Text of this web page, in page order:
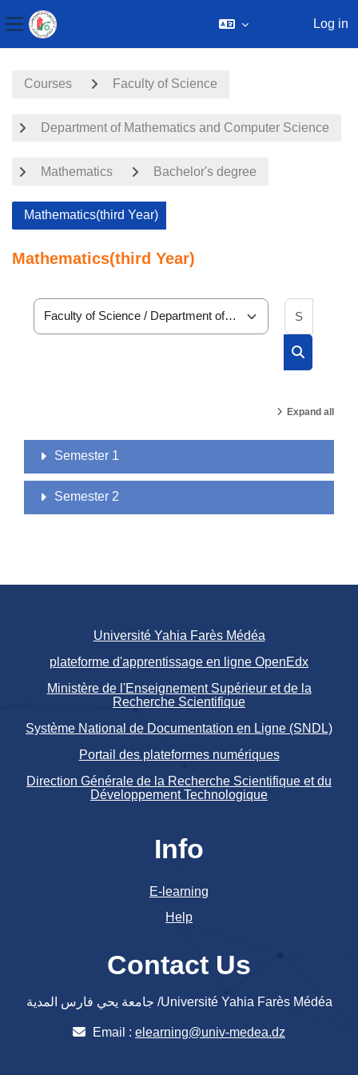
Side panel
Log in
Courses Faculty of Science
Department of Mathematics and Computer Science
Mathematics Bachelor's degree
Mathematics(third Year)
Mathematics(third Year)
Course categories
Expand all
Semester 1
Semester 2
Université Yahia Farès Médéa
plateforme d'apprentissage en ligne OpenEdx
Ministère de l'Enseignement Supérieur et de la
Recherche Scientifique
Système National de Documentation en Ligne (SNDL)
Portail des plateformes numériques
Direction Générale de la Recherche Scientifique et du
Développement Technologique
Info
E-learning
Help
Contact Us
جامعة يحي فارس المدية /Université Yahia Farès Médéa
Email : elearning@univ-medea.dz